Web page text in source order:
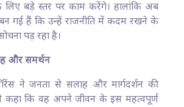
बड़े स्तर पर काम करेंगे। हालांकि अब
बन गई हैं कि उन्हें राजनीति में कदम रखने के
पड़ रहा है।
और समर्थन
ने जनता से सलाह और मार्गदर्शन की
कहा कि वह अपने जीवन के इस महत्वपूर्ण